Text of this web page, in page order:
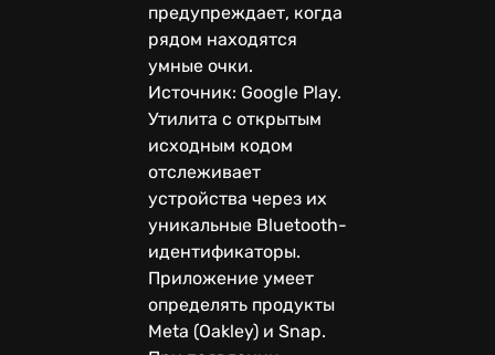
предупреждает, когда
рядом находятся
умные очки.
Источник: Google Play.
Утилита с открытым
исходным кодом
отслеживает
устройства через их
уникальные Bluetooth-
идентификаторы.
Приложение умеет
определять продукты
Meta (Oakley) и Snap.